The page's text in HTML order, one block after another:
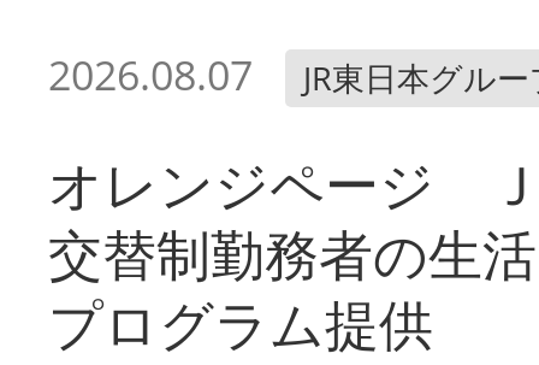
2026.08.07 JR東日本グル
オレンジページ
交替制勤務者の生
プログラム提供